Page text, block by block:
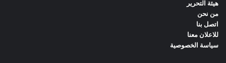
هيئة التحرير
من نحن
اتصل بنا
للاعلان معنا
سياسة الخصوصية